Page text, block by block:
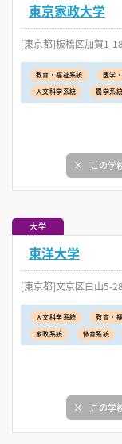
東京家政大学
[東京都]板橋区加賀1-
教育・福祉系統 医学
人文科学系統
農学系統
この学
大学
東洋大学
[東京都]文京区白山5-
人文科学系統 教育・
家政系統
体育系統
この学